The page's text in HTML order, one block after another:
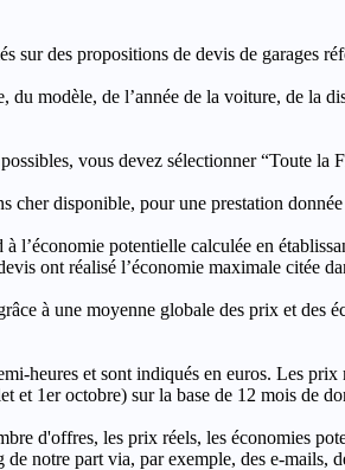
des propositions de devis de garages
modèle, de l’année de la voiture, de la
vous devez sélectionner “Toute la
disponible, pour une prestation donnée
potentielle calculée en
ont réalisé l’économie maximale citée
une moyenne globale des prix et des
et sont indiqués en euros. Les
1er octobre) sur la base de 12 mois de
d'offres, les prix réels, les économies
notre part via, par exemple, des e-mails,